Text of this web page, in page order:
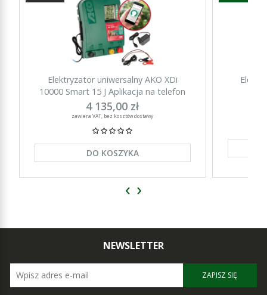
Elektryzator uniwersalny AKO XDi
10000 Smart 15 J Aplikacja na telefon
4 135,00 zł
zawiera VAT, bez kosztów dostawy
DO KOSZYKA
‹ ›
NEWSLETTER
ZAPISZ SIĘ